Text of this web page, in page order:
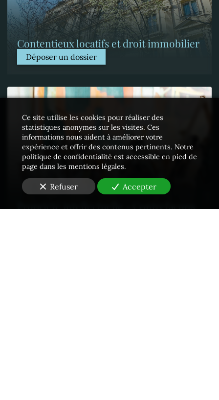
Contentieux locatifs et droit immobilier
Déposer un dossier
Propriété intellectuelle - Contrefaçons
Ce site utilise les cookies pour réaliser des
statistiques anonymes sur les visites. Ces
informations nous aident à améliorer votre
expérience et offrir des contenus pertinents. Notre
politique de confidentialité est accessible en pied de
page dans les mentions légales.
Refuser Accepter